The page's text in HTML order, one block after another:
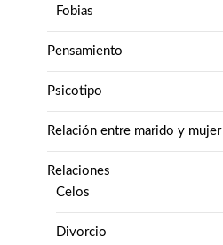
Fobias
Pensamiento
Psicotipo
Relación entre marido y mujer
Relaciones
Celos
Divorcio